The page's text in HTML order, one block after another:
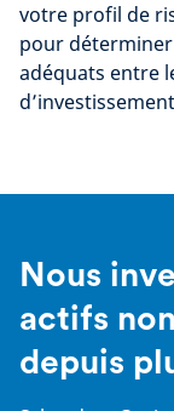
votre profil de
pour
adéquats entre
Nous
actifs
depuis